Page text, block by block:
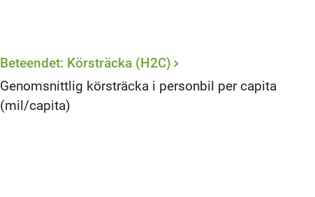
Beteendet: Körsträcka (H2C)
Genomsnittlig körsträcka i personbil per capita
(mil/capita)